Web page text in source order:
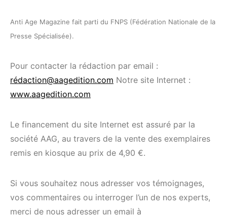
Anti Age Magazine fait parti du FNPS (Fédération Nationale de la
Presse Spécialisée).
Pour contacter la rédaction par email :
rédaction@aagedition.com Notre site Internet :
www.aagedition.com
Le financement du site Internet est assuré par la
société AAG, au travers de la vente des exemplaires
remis en kiosque au prix de 4,90 €.
Si vous souhaitez nous adresser vos témoignages,
vos commentaires ou interroger l’un de nos experts,
merci de nous adresser un email à